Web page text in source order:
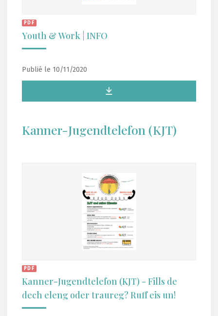
PDF
Youth & Work ¦ INFO
Publié le 10/11/2020
Kanner-Jugendtelefon (KJT)
PDF
Kanner-Jugendtelefon (KJT) - Fills de
dech eleng oder traureg? Ruff eis un!